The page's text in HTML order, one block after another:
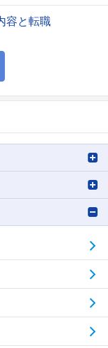
容と転職